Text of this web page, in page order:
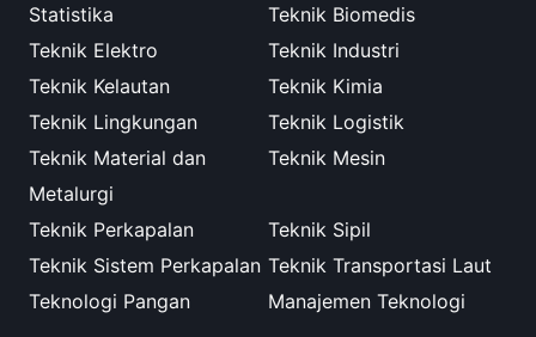
Statistika
Teknik Biomedis
Teknik Elektro
Teknik Industri
Teknik Kelautan
Teknik Kimia
Teknik Lingkungan
Teknik Logistik
Teknik Material dan
Metalurgi
Teknik Mesin
Teknik Perkapalan
Teknik Sipil
Teknik Sistem Perkapalan Teknik Transportasi Laut
Teknologi Pangan
Manajemen Teknologi